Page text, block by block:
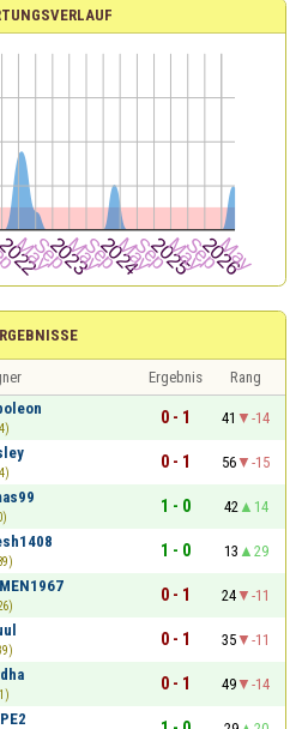
Ergebnis
Rang
0 - 1 41
-14
0 - 1 56
-15
1 - 0 42
14
1 - 0 13
29
0 - 1 24
-11
0 - 1 35
-11
0 - 1 49
-14